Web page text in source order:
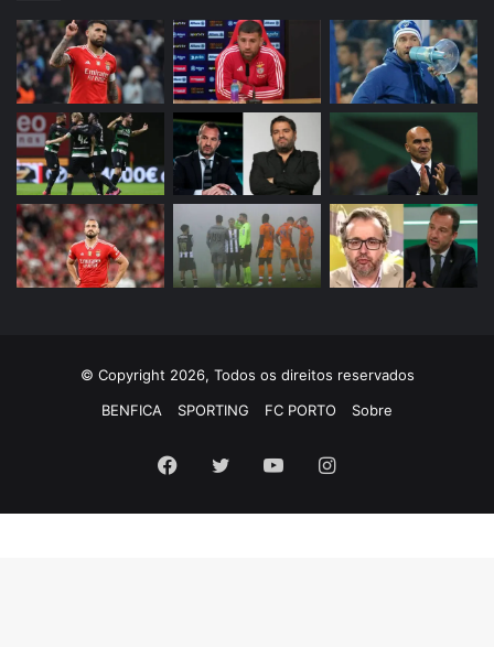
© Copyright 2026, Todos os direitos reservados
BENFICA
SPORTING FC PORTO Sobre
Facebook
TwitterYouTubeInstagram